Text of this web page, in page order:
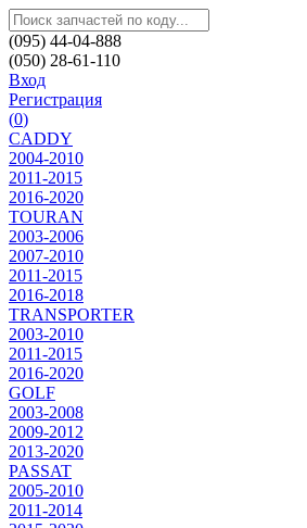
(095) 44-04-888
(050) 28-61-110
Вход
Регистрация
(0)
CADDY
2004-2010
2011-2015
2016-2020
TOURAN
2003-2006
2007-2010
2011-2015
2016-2018
TRANSPORTER
2003-2010
2011-2015
2016-2020
GOLF
2003-2008
2009-2012
2013-2020
PASSAT
2005-2010
2011-2014